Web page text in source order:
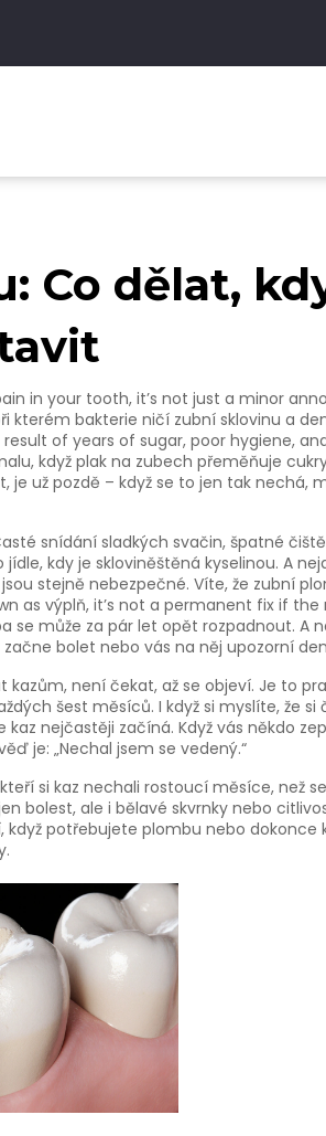
Co dělat,
in your tooth, it’s not just a minor
kterém bakterie ničí zubní sklovinu a
of years of sugar, poor hygiene,
když plak na zubech přeměňuje
je už pozdě – když se to jen tak nechá,
snídání sladkých svačin, špatné
kdy je skloviněštěná kyselinou. A
stejně nebezpečné. Víte, že zubní
as výplň, it’s not a permanent fix if the
se může za pár let opět rozpadnout. A
bolet nebo vás na něj upozorní
kazům, není čekat, až se objeví. Je to
šest měsíců. I když si myslíte, že
nejčastěji začíná. Když vás někdo
je: „Nechal jsem se vedený.“
si kaz nechali rostoucí měsíce, než
bolest, ale i bělavé skvrnky nebo
potřebujete plombu nebo dokonce